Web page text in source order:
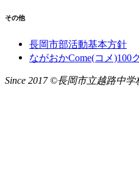
その他
長岡市部活動基本方針
ながおかCome(コメ)100
Since 2017 ©長岡市立越路中学